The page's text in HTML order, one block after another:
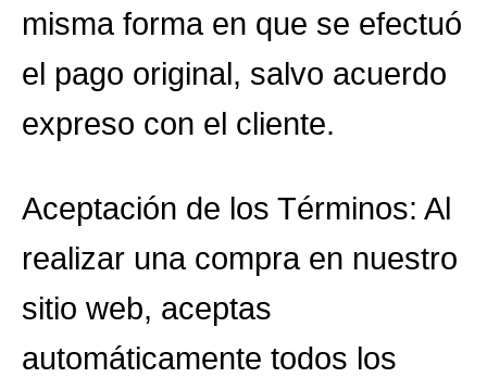
misma forma en que se efectuó
el pago original, salvo acuerdo
expreso con el cliente.
Aceptación de los Términos: Al
realizar una compra en nuestro
sitio web, aceptas
automáticamente todos los